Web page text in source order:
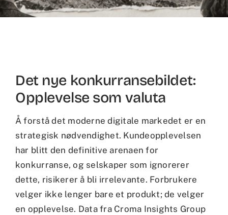
Det nye konkurransebildet:
Opplevelse som valuta
Å forstå det moderne digitale markedet er en
strategisk nødvendighet. Kundeopplevelsen
har blitt den definitive arenaen for
konkurranse, og selskaper som ignorerer
dette, risikerer å bli irrelevante. Forbrukere
velger ikke lenger bare et produkt; de velger
en opplevelse. Data fra Croma Insights Group